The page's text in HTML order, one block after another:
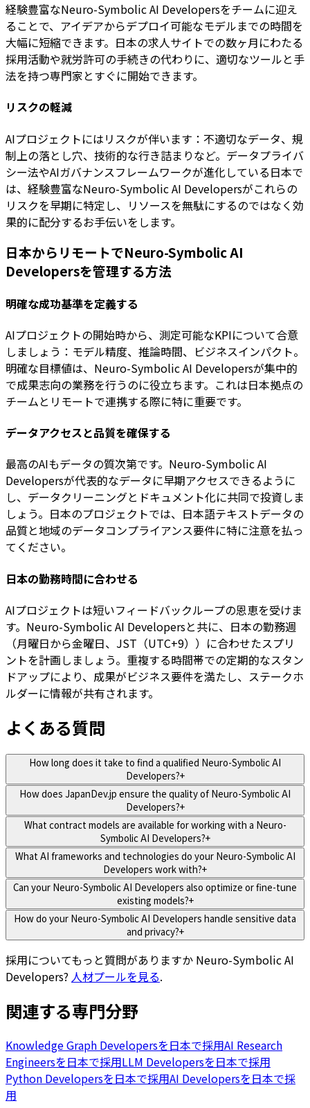
経験豊富なNeuro-Symbolic AI Developersをチームに迎え
ることで、アイデアからデプロイ可能なモデルまでの時間を
大幅に短縮できます。日本の求人サイトでの数ヶ月にわたる
採用活動や就労許可の手続きの代わりに、適切なツールと手
法を持つ専門家とすぐに開始できます。
リスクの軽減
AIプロジェクトにはリスクが伴います：不適切なデータ、規
制上の落とし穴、技術的な行き詰まりなど。データプライバ
シー法やAIガバナンスフレームワークが進化している日本で
は、経験豊富なNeuro-Symbolic AI Developersがこれらの
リスクを早期に特定し、リソースを無駄にするのではなく効
果的に配分するお手伝いをします。
日本からリモートでNeuro-Symbolic AI
Developersを管理する方法
明確な成功基準を定義する
AIプロジェクトの開始時から、測定可能なKPIについて合意
しましょう：モデル精度、推論時間、ビジネスインパクト。
明確な目標値は、Neuro-Symbolic AI Developersが集中的
で成果志向の業務を行うのに役立ちます。これは日本拠点の
チームとリモートで連携する際に特に重要です。
データアクセスと品質を確保する
最高のAIもデータの質次第です。Neuro-Symbolic AI
Developersが代表的なデータに早期アクセスできるように
し、データクリーニングとドキュメント化に共同で投資しま
しょう。日本のプロジェクトでは、日本語テキストデータの
品質と地域のデータコンプライアンス要件に特に注意を払っ
てください。
日本の勤務時間に合わせる
AIプロジェクトは短いフィードバックループの恩恵を受けま
す。Neuro-Symbolic AI Developersと共に、日本の勤務週
（月曜日から金曜日、JST（UTC+9））に合わせたスプリ
ントを計画しましょう。重複する時間帯での定期的なスタン
ドアップにより、成果がビジネス要件を満たし、ステークホ
ルダーに情報が共有されます。
よくある質問
How long does it take to find a qualified Neuro-Symbolic AI
Developers?+
How does JapanDev.jp ensure the quality of Neuro-Symbolic AI
Developers?+
What contract models are available for working with a Neuro-
Symbolic AI Developers?+
What AI frameworks and technologies do your Neuro-Symbolic AI
Developers work with?+
Can your Neuro-Symbolic AI Developers also optimize or fine-tune
existing models?+
How do your Neuro-Symbolic AI Developers handle sensitive data
and privacy?+
採用についてもっと質問がありますか Neuro-Symbolic AI
Developers? 人材プールを見る.
関連する専門分野
Knowledge Graph Developersを日本で採用AI Research
Engineersを日本で採用LLM Developersを日本で採用
Python Developersを日本で採用AI Developersを日本で採
用